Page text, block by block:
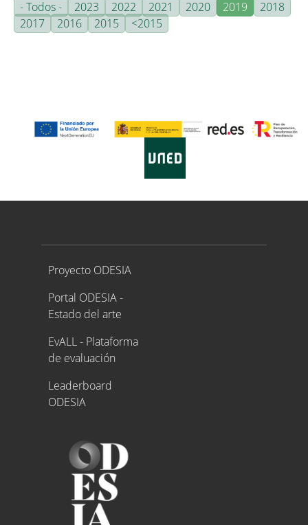
- Todos -
2023 2022 2021 2020 2019
2018
2017
2016 2015 <2015
Proyecto ODESIA
Proyecto ODESIA
Portal ODESIA -
Estado del arte
EvALL - Plataforma
de evaluación
Leaderboard
ODESIA